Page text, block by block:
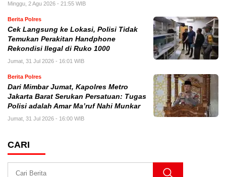
Minggu, 2 Agu 2026 - 21:55 WIB
Berita Polres
Cek Langsung ke Lokasi, Polisi Tidak
Temukan Perakitan Handphone
Rekondisi Ilegal di Ruko 1000
Jumat, 31 Jul 2026 - 16:01 WIB
Berita Polres
Dari Mimbar Jumat, Kapolres Metro
Jakarta Barat Serukan Persatuan: Tugas
Polisi adalah Amar Ma’ruf Nahi Munkar
Jumat, 31 Jul 2026 - 16:00 WIB
CARI